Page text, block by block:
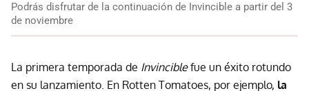
Podrás disfrutar de la continuación de Invincible a partir del 3
de noviembre
La primera temporada de Invinciblefue un éxito rotundo
en su lanzamiento. En Rotten Tomatoes, por ejemplo, la